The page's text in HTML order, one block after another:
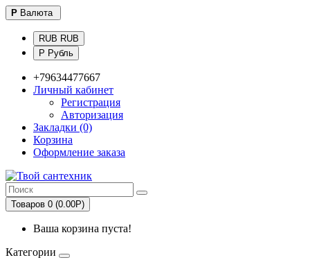
Р Валюта
RUB RUB
Р Рубль
+79634477667
Личный кабинет
Регистрация
Авторизация
Закладки (0)
Корзина
Оформление заказа
Товаров 0 (0.00Р)
Ваша корзина пуста!
Категории